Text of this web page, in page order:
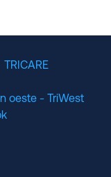
TRICARE
oeste - TriWest